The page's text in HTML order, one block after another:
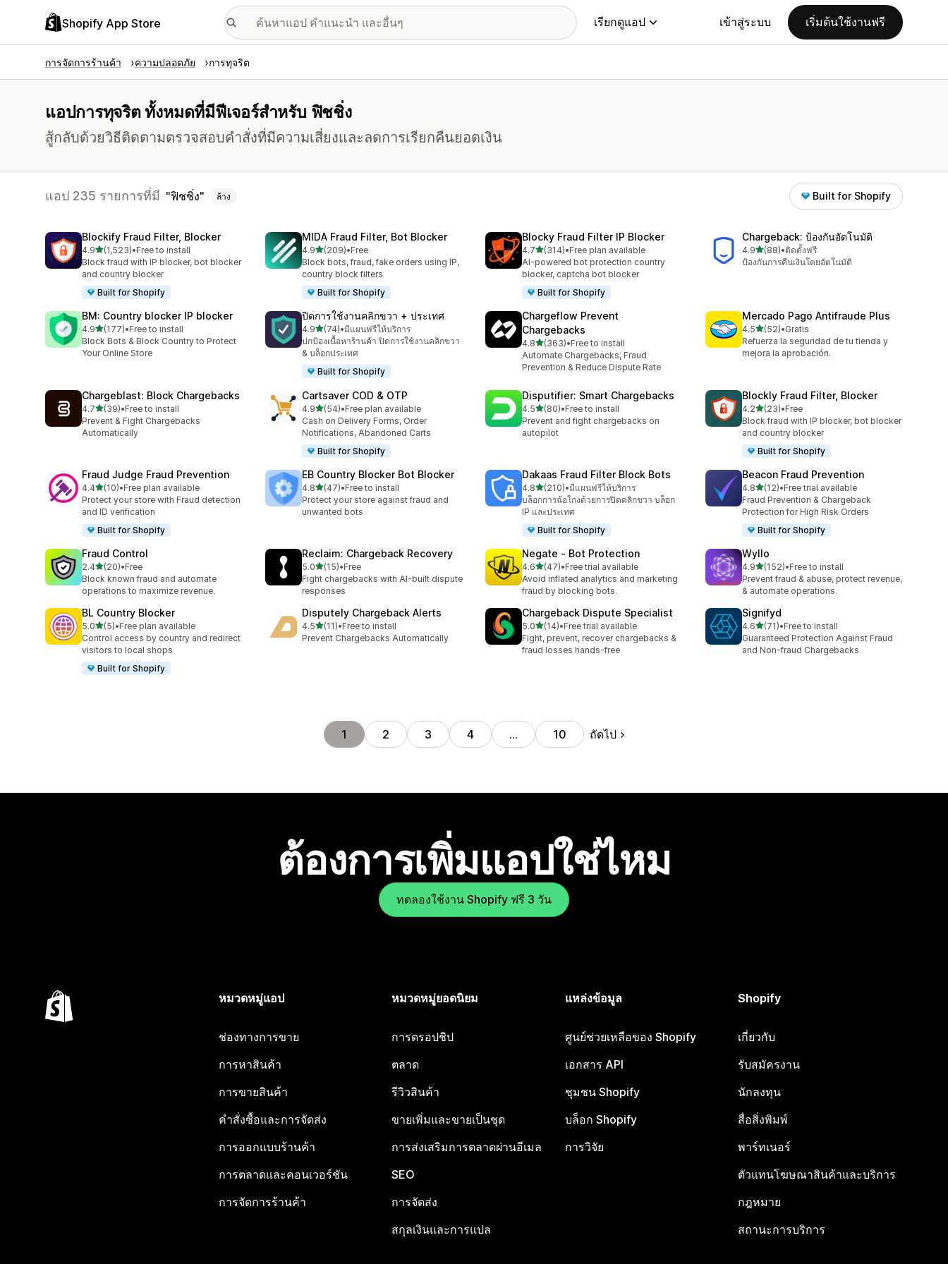
Shopify App Store เรียกดูแอป เข้าสู่ระบบ เริ่มต้นใช้งานฟรี
การจัดการร้านค้า ความปลอดภัย การทุจริต
แอปการทุจริต ทั้งหมดที่มีฟีเจอร์สำหรับ ฟิชชิ่ง
สู้กลับด้วยวิธีติดตามตรวจสอบคำสั่งที่มีความเสี่ยงและลดการเรียกคืนยอดเงิน
แอป 235 รายการที่มี ฟิชชิ่ง ล้าง Built for Shopify
Blockify Fraud Filter, Blocker
4.9เต็ม 5 ดาว
(1,523)
ทั้งหมด 1523 รีวิว
•Free to install
Block fraud with IP blocker, bot blocker
and country blocker
Built for Shopify
MIDA Fraud Filter, Bot Blocker
4.9เต็ม 5 ดาว
(209)
ทั้งหมด 209 รีวิว
•Free
Block bots, fraud, fake orders using IP,
country block filters
Built for Shopify
Blocky Fraud Filter IP Blocker
4.7เต็ม 5 ดาว
(314)
ทั้งหมด 314 รีวิว
•Free plan available
AI-powered bot protection country
blocker, captcha bot blocker
Built for Shopify
Chargeback: ป้องกันอัตโนมัติ
4.9เต็ม 5 ดาว
(88)
ทั้งหมด 88 รีวิว
•ติดตั้งฟรี
ป้องกันการคืนเงินโดยอัตโนมัติ
BM: Country blocker IP blocker
4.9เต็ม 5 ดาว
(177)
ทั้งหมด 177 รีวิว
•Free to install
Block Bots & Block Country to Protect
Your Online Store
ปิดการใช้งานคลิกขวา + ประเทศ
4.9เต็ม 5 ดาว
(74)
ทั้งหมด 74 รีวิว
•มีแผนฟรีให้บริการ
ปกป้องเนื้อหาร้านค้า ปิดการใช้งานคลิกขวา
& บล็อกประเทศ
Built for Shopify
Chargeflow Prevent
Chargebacks
4.8เต็ม 5 ดาว
(363)
ทั้งหมด 363 รีวิว
•Free to install
Automate Chargebacks, Fraud
Prevention & Reduce Dispute Rate
Mercado Pago Antifraude Plus
4.5เต็ม 5 ดาว
(52)
ทั้งหมด 52 รีวิว
•Gratis
Refuerza la seguridad de tu tienda y
mejora la aprobación.
Chargeblast: Block Chargebacks
4.7เต็ม 5 ดาว
(39)
ทั้งหมด 39 รีวิว
•Free to install
Prevent & Fight Chargebacks
Automatically
Cartsaver COD & OTP
4.9เต็ม 5 ดาว
(54)
ทั้งหมด 54 รีวิว
•Free plan available
Cash on Delivery Forms, Order
Notifications, Abandoned Carts
Built for Shopify
Disputifier: Smart Chargebacks
4.5เต็ม 5 ดาว
(80)
ทั้งหมด 80 รีวิว
•Free to install
Prevent and fight chargebacks on
autopilot
Blockly Fraud Filter, Blocker
4.2เต็ม 5 ดาว
(23)
ทั้งหมด 23 รีวิว
•Free
Block fraud with IP blocker, bot blocker
and country blocker
Built for Shopify
Fraud Judge Fraud Prevention
4.4เต็ม 5 ดาว
(10)
ทั้งหมด 10 รีวิว
•Free plan available
Protect your store with Fraud detection
and ID verification
Built for Shopify
EB Country Blocker Bot Blocker
4.8เต็ม 5 ดาว
(47)
ทั้งหมด 47 รีวิว
•Free to install
Protect your store against fraud and
unwanted bots
Dakaas Fraud Filter Block Bots
4.8เต็ม 5 ดาว
(210)
ทั้งหมด 210 รีวิว
•มีแผนฟรีให้บริการ
บล็อกการฉ้อโกงด้วยการปิดคลิกขวา บล็อก
IP และประเทศ
Built for Shopify
Beacon Fraud Prevention
4.8เต็ม 5 ดาว
(12)
ทั้งหมด 12 รีวิว
•Free trial available
Fraud Prevention & Chargeback
Protection for High Risk Orders
Built for Shopify
Fraud Control
2.4เต็ม 5 ดาว
(20)
ทั้งหมด 20 รีวิว
•Free
Block known fraud and automate
operations to maximize revenue.
Reclaim: Chargeback Recovery
5.0เต็ม 5 ดาว
(15)
ทั้งหมด 15 รีวิว
•Free
Fight chargebacks with AI-built dispute
responses
Negate ‑ Bot Protection
4.6เต็ม 5 ดาว
(47)
ทั้งหมด 47 รีวิว
•Free trial available
Avoid inflated analytics and marketing
fraud by blocking bots.
Wyllo
4.9เต็ม 5 ดาว
(152)
ทั้งหมด 152 รีวิว
•Free to install
Prevent fraud & abuse, protect revenue,
& automate operations.
BL Country Blocker
5.0เต็ม 5 ดาว
(5)
ทั้งหมด 5 รีวิว
•Free plan available
Control access by country and redirect
visitors to local shops
Built for Shopify
Disputely Chargeback Alerts
4.5เต็ม 5 ดาว
(11)
ทั้งหมด 11 รีวิว
•Free to install
Prevent Chargebacks Automatically
Chargeback Dispute Specialist
5.0เต็ม 5 ดาว
(14)
ทั้งหมด 14 รีวิว
•Free trial available
Fight, prevent, recover chargebacks &
fraud losses hands-free
Signifyd
4.6เต็ม 5 ดาว
(71)
ทั้งหมด 71 รีวิว
•Free to install
Guaranteed Protection Against Fraud
and Non-fraud Chargebacks
1 2 3 4 … 10 ถัดไป
ต้องการเพิ่มแอปใช่ไหม
ทดลองใช้งาน Shopify ฟรี 3 วัน
หมวดหมู่แอป
ช่องทางการขาย
การหาสินค้า
การขายสินค้า
คำสั่งซื้อและการจัดส่ง
การออกแบบร้านค้า
การตลาดและคอนเวอร์ชัน
การจัดการร้านค้า
หมวดหมู่ยอดนิยม
การดรอปชิป
ตลาด
รีวิวสินค้า
ขายเพิ่มและขายเป็นชุด
การส่งเสริมการตลาดผ่านอีเมล
SEO
การจัดส่ง
สกุลเงินและการแปล
แหล่งข้อมูล
ศูนย์ช่วยเหลือของ Shopify
เอกสาร API
ชุมชน Shopify
บล็อก Shopify
การวิจัย
Shopify
เกี่ยวกับ
รับสมัครงาน
นักลงทุน
สื่อสิ่งพิมพ์
พาร์ทเนอร์
ตัวแทนโฆษณาสินค้าและบริการ
กฎหมาย
สถานะการบริการ